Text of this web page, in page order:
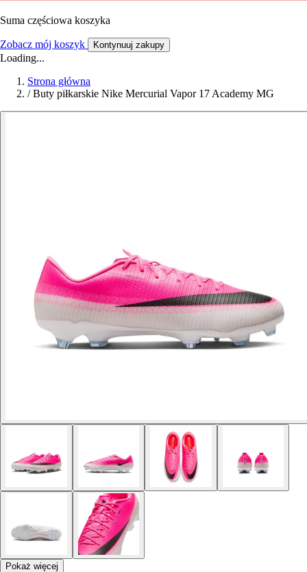
Suma częściowa koszyka
Zobacz mój koszyk Kontynuuj zakupy
Loading...
Strona główna
/ Buty piłkarskie Nike Mercurial Vapor 17 Academy MG
Pokaż więcej